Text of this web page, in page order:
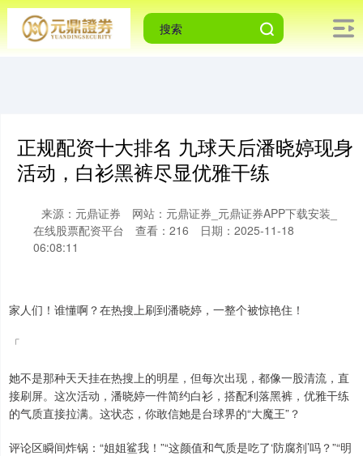
正规配资十大排名 九球天后潘晓婷现身
活动，白衫黑裤尽显优雅干练
来源：元鼎证券
网站：元鼎证券_元鼎证券APP下载安装_
在线股票配资平台
查看：216
日期：2025-11-18
06:08:11
家人们！谁懂啊？在热搜上刷到潘晓婷，一整个被惊艳住！
「
她不是那种天天挂在热搜上的明星，但每次出现，都像一股清流，直
接刷屏。这次活动，潘晓婷一件简约白衫，搭配利落黑裤，优雅干练
的气质直接拉满。这状态，你敢信她是台球界的“大魔王”？
评论区瞬间炸锅：“姐姐鲨我！”“这颜值和气质是吃了‘防腐剂’吗？”“明